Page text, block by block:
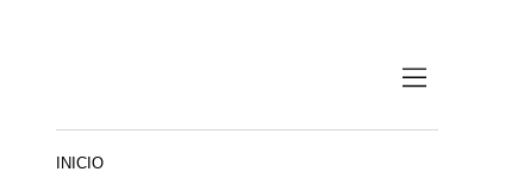
INICIO